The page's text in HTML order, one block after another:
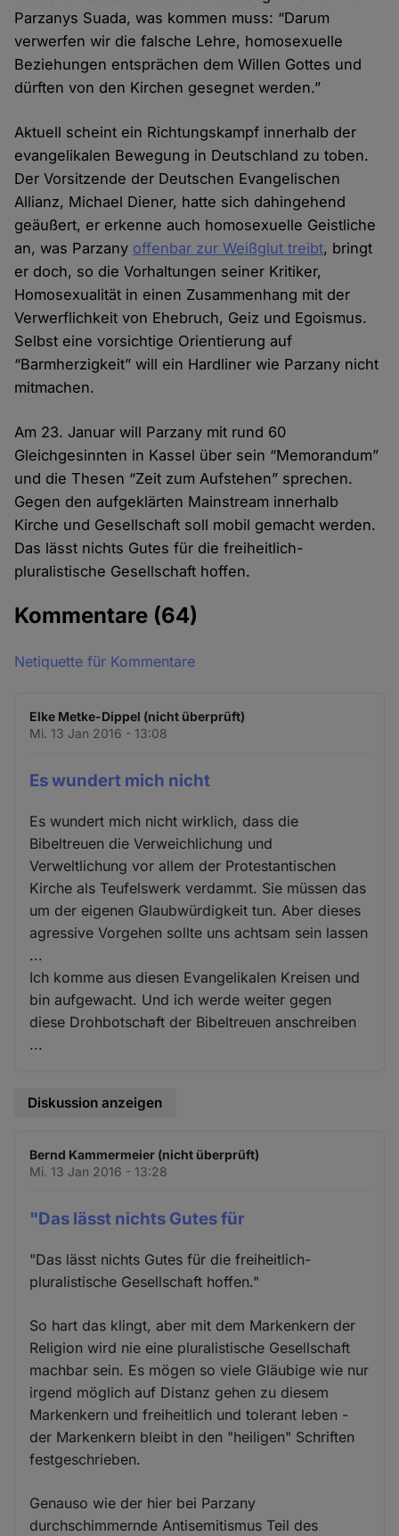
Parzanys Suada, was kommen muss: “Darum
verwerfen wir die falsche Lehre, homosexuelle
Beziehungen entsprächen dem Willen Gottes und
dürften von den Kirchen gesegnet werden.”
Aktuell scheint ein Richtungskampf innerhalb der
evangelikalen Bewegung in Deutschland zu toben.
Der Vorsitzende der Deutschen Evangelischen
Allianz, Michael Diener, hatte sich dahingehend
geäußert, er erkenne auch homosexuelle Geistliche
an, was Parzany offenbar zur Weißglut treibt, bringt
er doch, so die Vorhaltungen seiner Kritiker,
Homosexualität in einen Zusammenhang mit der
Verwerflichkeit von Ehebruch, Geiz und Egoismus.
Selbst eine vorsichtige Orientierung auf
“Barmherzigkeit” will ein Hardliner wie Parzany nicht
mitmachen.
Am 23. Januar will Parzany mit rund 60
Gleichgesinnten in Kassel über sein “Memorandum”
und die Thesen “Zeit zum Aufstehen” sprechen.
Gegen den aufgeklärten Mainstream innerhalb
Kirche und Gesellschaft soll mobil gemacht werden.
Das lässt nichts Gutes für die freiheitlich-
pluralistische Gesellschaft hoffen.
Kommentare (64)
Netiquette für Kommentare
Elke Metke-Dippel (nicht überprüft)
Mi. 13 Jan 2016 - 13:08
Es wundert mich nicht
Es wundert mich nicht wirklich, dass die
Bibeltreuen die Verweichlichung und
Verweltlichung vor allem der Protestantischen
Kirche als Teufelswerk verdammt. Sie müssen das
um der eigenen Glaubwürdigkeit tun. Aber dieses
agressive Vorgehen sollte uns achtsam sein lassen
...
Ich komme aus diesen Evangelikalen Kreisen und
bin aufgewacht. Und ich werde weiter gegen
diese Drohbotschaft der Bibeltreuen anschreiben
...
Diskussion anzeigen
Bernd Kammermeier (nicht überprüft)
Mi. 13 Jan 2016 - 13:28
"Das lässt nichts Gutes für
"Das lässt nichts Gutes für die freiheitlich-
pluralistische Gesellschaft hoffen."
So hart das klingt, aber mit dem Markenkern der
Religion wird nie eine pluralistische Gesellschaft
machbar sein. Es mögen so viele Gläubige wie nur
irgend möglich auf Distanz gehen zu diesem
Markenkern und freiheitlich und tolerant leben -
der Markenkern bleibt in den "heiligen" Schriften
festgeschrieben.
Genauso wie der hier bei Parzany
durchschimmernde Antisemitismus Teil des